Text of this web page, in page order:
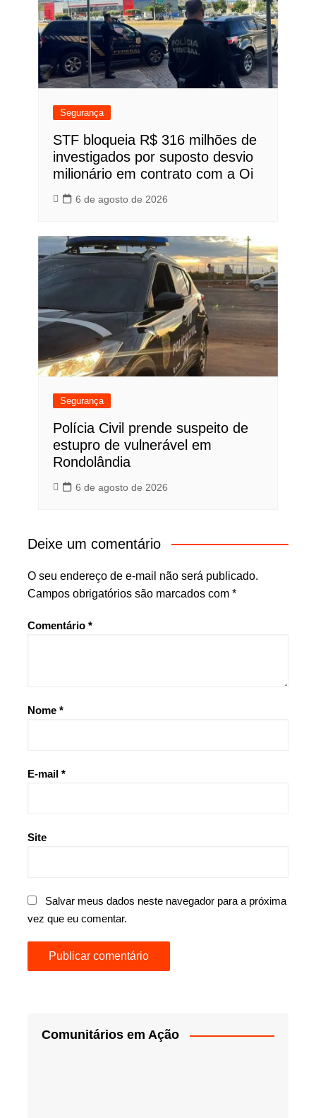
Segurança
STF bloqueia R$ 316 milhões de
investigados por suposto desvio
milionário em contrato com a Oi
6 de agosto de 2026
Segurança
Polícia Civil prende suspeito de
estupro de vulnerável em
Rondolândia
6 de agosto de 2026
Deixe um comentário
O seu endereço de e-mail não será publicado.
Campos obrigatórios são marcados com *
Comentário *
Nome *
E-mail *
Site
Salvar meus dados neste navegador para a próxima
vez que eu comentar.
Comunitários em Ação